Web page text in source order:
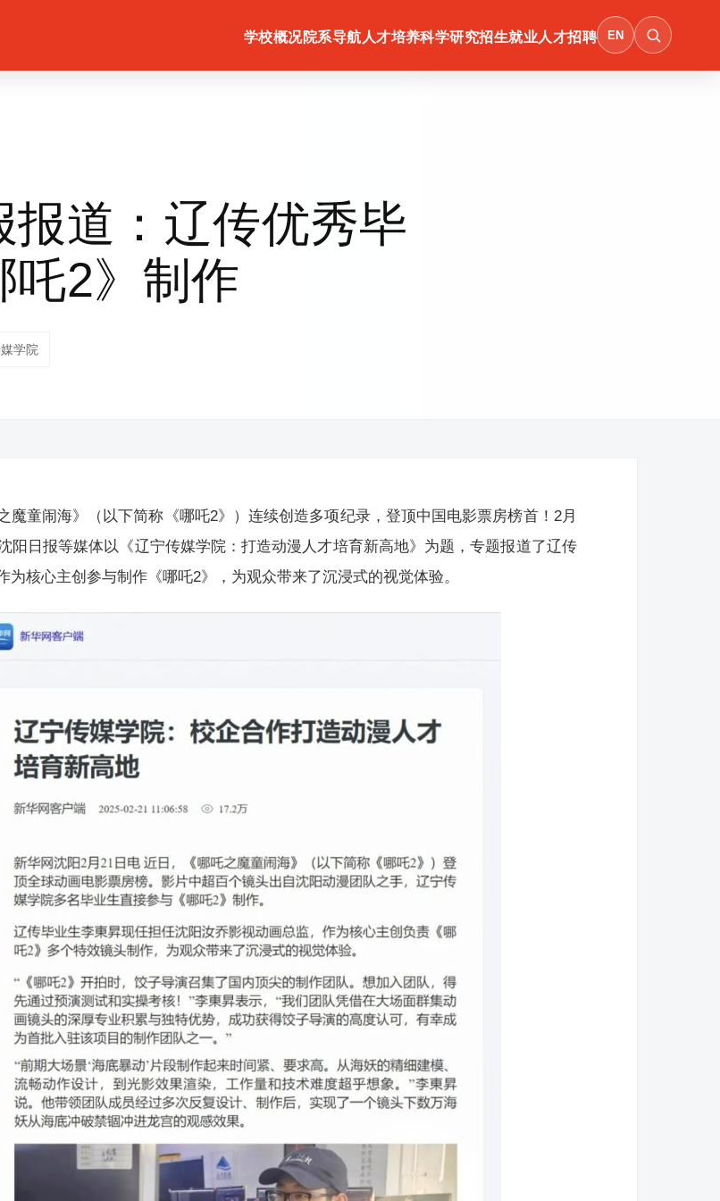
学校概况院系导航 人才培养科学研究招生就业人才招聘 EN
道：辽传优秀毕
吒2》制作
学院
魔童闹海》（以下简称《哪吒2》）连续创造多项纪录，登顶中国电影票房榜首！2月
阳日报等媒体以《辽宁传媒学院：打造动漫人才培育新高地》为题，专题报道了辽传
为核心主创参与制作《哪吒2》，为观众带来了沉浸式的视觉体验。